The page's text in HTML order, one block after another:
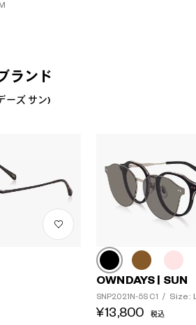
ランド
ーズ サン)
OWNDAYS | SUN
SNP2021N-5S C1 / Size:
¥13,800 税込